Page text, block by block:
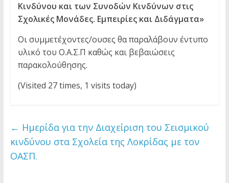
Κινδύνου και των Συνοδών Κινδύνων στις
Σχολικές Μονάδες. Εμπειρίες και Διδάγματα»
Οι συμμετέχοντες/ουσες θα παραλάβουν έντυπο
υλικό του Ο.Α.Σ.Π καθώς και βεβαιώσεις
παρακολούθησης.
(Visited 27 times, 1 visits today)
← Ημερίδα για την Διαχείριση του Σεισμικού
κινδύνου στα Σχολεία της Λοκρίδας με τον
ΟΑΣΠ.